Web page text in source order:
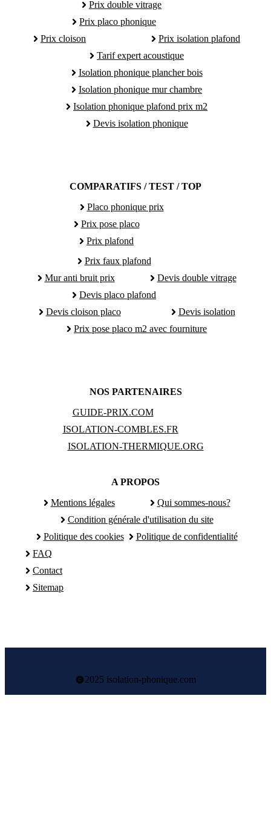
Prix double vitrage
Prix placo phonique
Prix cloison
Prix isolation plafond
Tarif expert acoustique
Isolation phonique plancher bois
Isolation phonique mur chambre
Isolation phonique plafond prix m2
Devis isolation phonique
COMPARATIFS / TEST / TOP
Placo phonique prix
Prix pose placo
Prix plafond
Prix faux plafond
Mur anti bruit prix
Devis double vitrage
Devis placo plafond
Devis cloison placo
Devis isolation
Prix pose placo m2 avec fourniture
NOS PARTENAIRES
GUIDE-PRIX.COM
ISOLATION-COMBLES.FR
ISOLATION-THERMIQUE.ORG
A PROPOS
Mentions légales
Qui sommes-nous?
Condition générale d'utilisation du site
Politique des cookies
Politique de confidentialité
FAQ
Contact
Sitemap
2025 isolation-phonique.com